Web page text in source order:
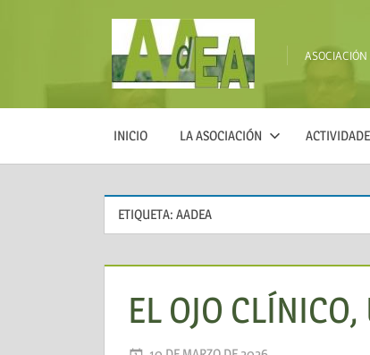
AADEA
INICIO LA ASOCIACIÓN
ETIQUETA: AADEA
EL OJO